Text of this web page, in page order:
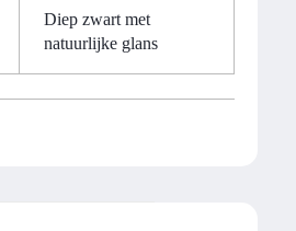
Diep zwart met
natuurlijke glans